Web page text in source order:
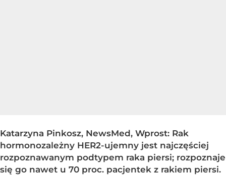
Katarzyna Pinkosz, NewsMed, Wprost: Rak
hormonozależny HER2-ujemny jest najczęściej
rozpoznawanym podtypem raka piersi; rozpoznaje
się go nawet u 70 proc. pacjentek z rakiem piersi.